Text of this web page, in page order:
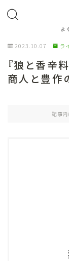
よ
ジャンル
読書をよ
2023.10.07 ラ
『狼と香辛
商人と豊作
記事